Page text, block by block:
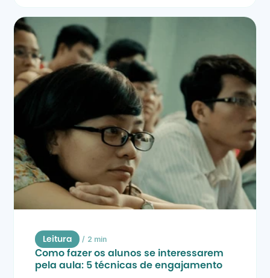
Leitura / 2 min
Como fazer os alunos se interessarem
pela aula: 5 técnicas de engajamento